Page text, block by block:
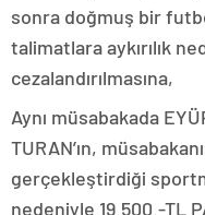
sonra doğmuş bir
talimatlara aykırılık
cezalandırılmasına,
Aynı müsabakada
TURAN’ın,
gerçekleştirdiği
nedeniyle 19.500.-TL